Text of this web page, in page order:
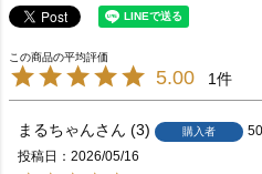
5.00 1
まるちゃん 3 購入者
投稿日
2026/05/16